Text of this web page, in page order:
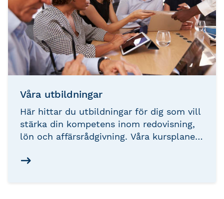
Våra utbildningar
Här hittar du utbildningar för dig som vill
stärka din kompetens inom redovisning,
lön och affärsrådgivning. Våra kursplaner
din utveckling, oavsett var du befinner